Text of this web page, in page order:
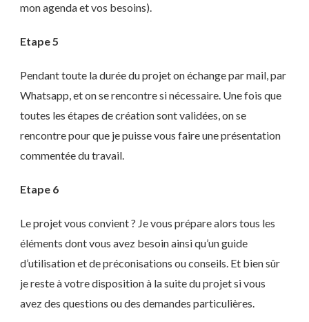
mon agenda et vos besoins).
Etape 5
Pendant toute la durée du projet on échange par mail, par
Whatsapp, et on se rencontre si nécessaire. Une fois que
toutes les étapes de création sont validées, on se
rencontre pour que je puisse vous faire une présentation
commentée du travail.
Etape 6
Le projet vous convient ? Je vous prépare alors tous les
éléments dont vous avez besoin ainsi qu’un guide
d’utilisation et de préconisations ou conseils. Et bien sûr
je reste à votre disposition à la suite du projet si vous
avez des questions ou des demandes particulières.